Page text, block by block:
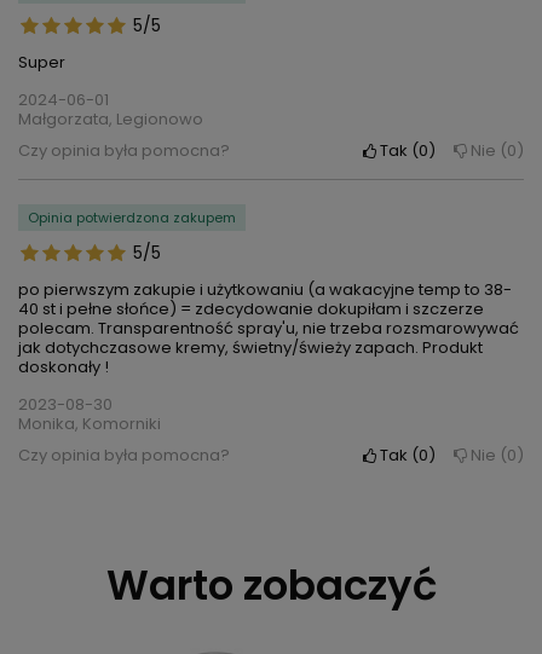
5/5
Super
2024-06-01
Małgorzata, Legionowo
Czy opinia była pomocna?
Tak 0 Nie 0
5/5
Opinia potwierdzona zakupem
po pierwszym zakupie i użytkowaniu (a wakacyjne temp to 38-
40 st i pełne słońce) = zdecydowanie dokupiłam i szczerze
polecam. Transparentność spray'u, nie trzeba rozsmarowywać
jak dotychczasowe kremy, świetny/świeży zapach. Produkt
doskonały !
2023-08-30
Monika, Komorniki
Czy opinia była pomocna?
Tak 0 Nie 0
Warto zobaczyć